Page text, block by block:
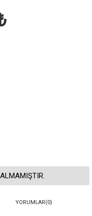
YORUMLAR(0)